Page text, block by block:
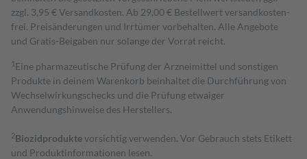
zzgl. 3,95 € Versandkosten. Ab 29,00 € Bestell­wert versand­kosten­
frei. Preisänderungen und Irrtümer vorbehalten. Alle Angebote
und Gratis-Beigaben nur solange der Vorrat reicht.
1 Eine pharmazeutische Prüfung der Arzneimittel und sonstigen
Produkte in deinem Warenkorb beinhaltet die Durchführung von
Wechselwirkungschecks und die Prüfung etwaiger
Anwendungshinweise des Herstellers.
2Biozidproduktevorsichtig verwenden. Vor Gebrauch stets Etikett
und Produktinformationen lesen.